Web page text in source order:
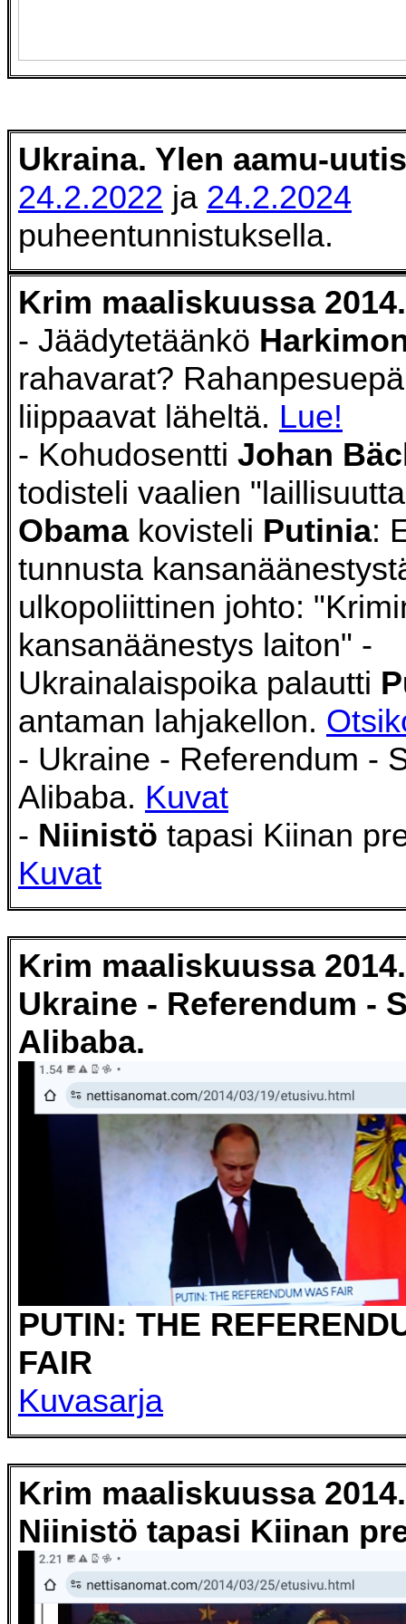
Ukraina. Ylen aamu-
24.2.2022 ja 24.2.2024
puheentunnistuksella.
Krim maaliskuussa 2014.
- Jäädytetäänkö
rahavarat?
liippaavat läheltä. Lue!
- Kohudosentti Johan
todisteli vaalien
Obamakovisteli Putinia:
tunnusta
ulkopoliittinen johto:
kansanäänestys laiton" -
Ukrainalaispoika palautti
antaman lahjakellon.
- Ukraine - Referendum -
Alibaba. Kuvat
- Niinistö tapasi Kiinan
Kuvat
Krim maaliskuussa 2014.
Ukraine - Referendum -
Alibaba.
PUTIN: THE
FAIR
Kuvasarja
Krim maaliskuussa 2014.
Niinistö tapasi Kiinan